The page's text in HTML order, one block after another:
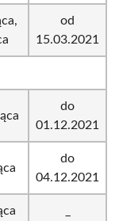
od
15.03.2021
do
01.12.2021
do
04.12.2021